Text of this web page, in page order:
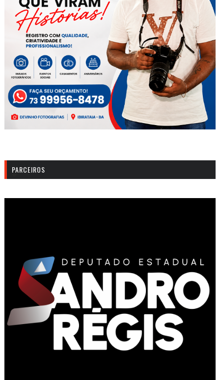
PARCEIROS